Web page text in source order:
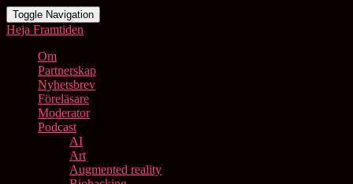
Toggle Navigation
Heja Framtiden
Om
Partnerskap
Nyhetsbrev
Föreläsare
Moderator
Podcast
AI
Art
Augmented reality